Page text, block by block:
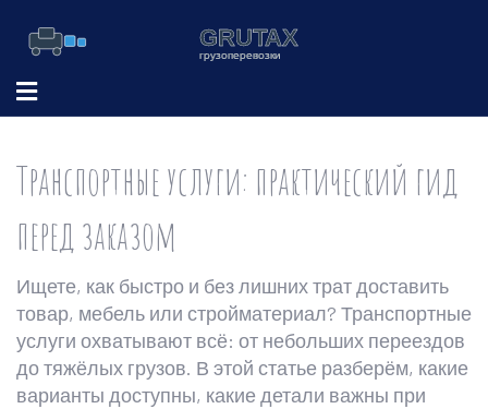
Транспортные услуги: практический гид
перед заказом
Ищете, как быстро и без лишних трат доставить
товар, мебель или стройматериал? Транспортные
услуги охватывают всё: от небольших переездов
до тяжёлых грузов. В этой статье разберём, какие
варианты доступны, какие детали важны при